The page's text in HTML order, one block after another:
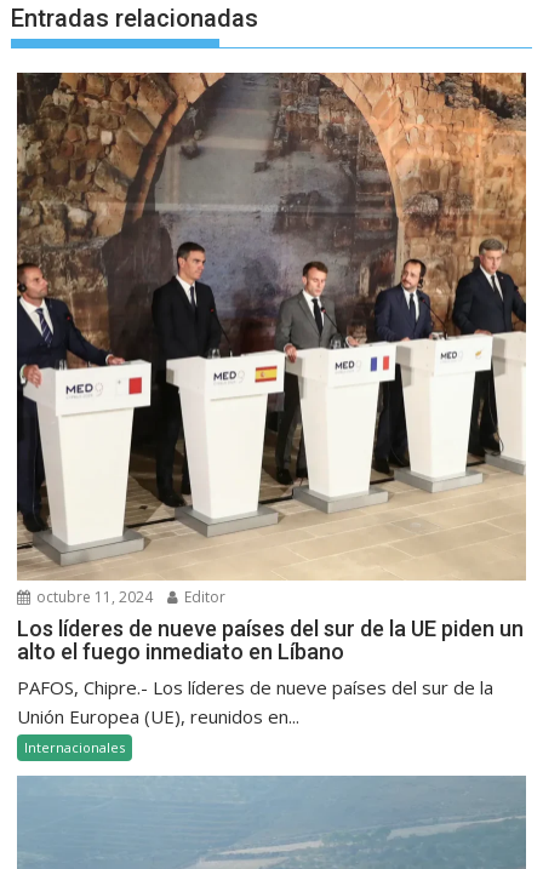
Entradas relacionadas
octubre 11, 2024 Editor
Los líderes de nueve países del sur de la UE piden un
alto el fuego inmediato en Líbano
PAFOS, Chipre.- Los líderes de nueve países del sur de la
Unión Europea (UE), reunidos en...
Internacionales